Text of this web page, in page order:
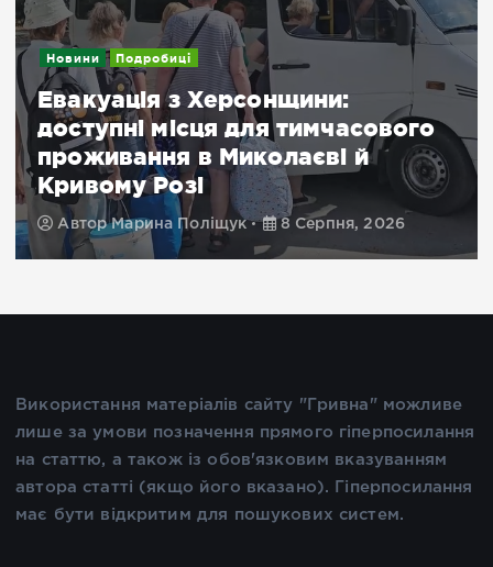
Новини Подробиці
Евакуація з Херсонщини:
доступні місця для тимчасового
проживання в Миколаєві й
Кривому Розі
АвторМарина Поліщук 8 Серпня, 2026
Використання матеріалів сайту "Гривна" можливе
лише за умови позначення прямого гіперпосилання
на статтю, а також із обов'язковим вказуванням
автора статті (якщо його вказано). Гіперпосилання
має бути відкритим для пошукових систем.